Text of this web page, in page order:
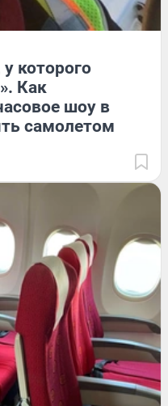
которого
Как
шоу в
самолетом